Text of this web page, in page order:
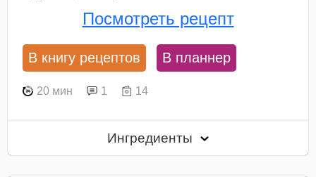
Посмотреть рецепт
В книгу рецептов В планнер
20 мин 1 14
Ингредиенты